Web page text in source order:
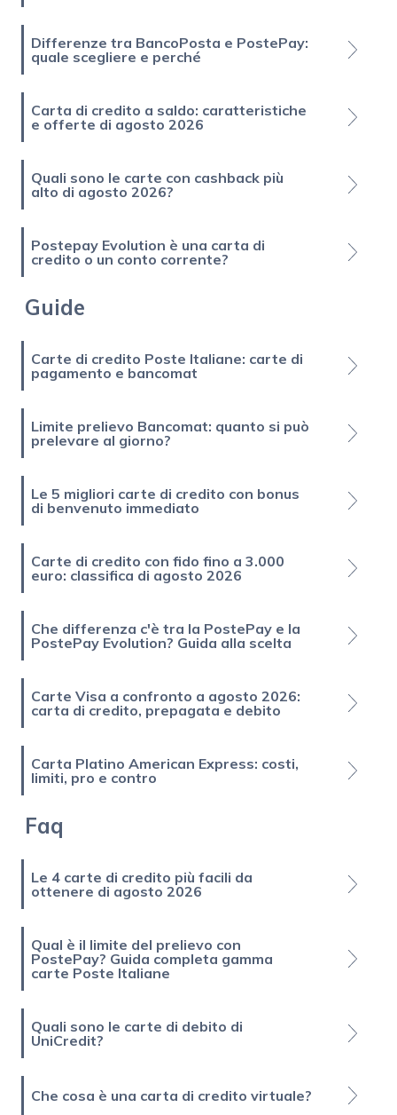
Differenze tra BancoPosta e PostePay:
quale scegliere e perché
Carta di credito a saldo: caratteristiche
e offerte di agosto 2026
Quali sono le carte con cashback più
alto di agosto 2026?
Postepay Evolution è una carta di
credito o un conto corrente?
Guide
Carte di credito Poste Italiane: carte di
pagamento e bancomat
Limite prelievo Bancomat: quanto si può
prelevare al giorno?
Le 5 migliori carte di credito con bonus
di benvenuto immediato
Carte di credito con fido fino a 3.000
euro: classifica di agosto 2026
Che differenza c'è tra la PostePay e la
PostePay Evolution? Guida alla scelta
Carte Visa a confronto a agosto 2026:
carta di credito, prepagata e debito
Carta Platino American Express: costi,
limiti, pro e contro
Faq
Le 4 carte di credito più facili da
ottenere di agosto 2026
Qual è il limite del prelievo con
PostePay? Guida completa gamma
carte Poste Italiane
Quali sono le carte di debito di
UniCredit?
Che cosa è una carta di credito virtuale?